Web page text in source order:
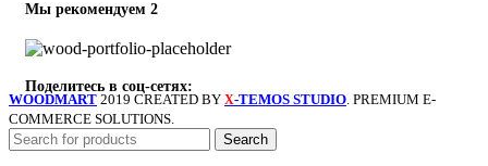
Мы рекомендуем 2
Поделитесь в соц-сетях:
WOODMART 2019 CREATED BY X-TEMOS STUDIO . PREMIUM E-
COMMERCE SOLUTIONS.
Search